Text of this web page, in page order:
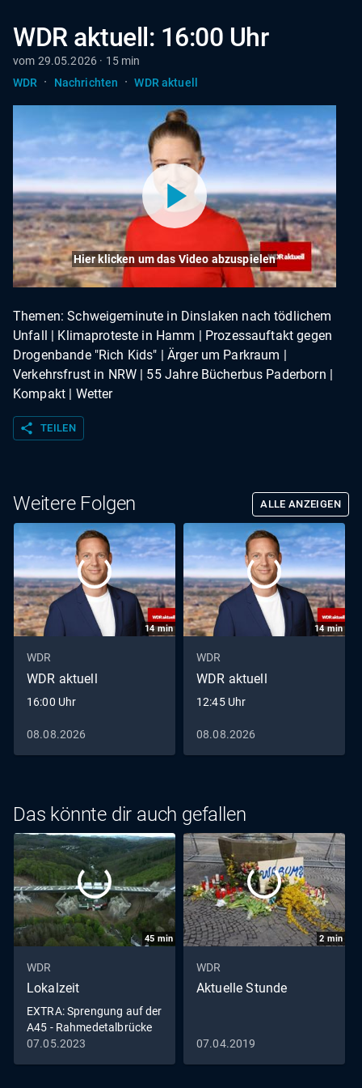
WDR aktuell: 16:00 Uhr
vom 29.05.2026 · 15 min
WDR
· Nachrichten · WDR aktuell
Hier klicken um das Video abzuspielen
Themen: Schweigeminute in Dinslaken nach tödlichem
Unfall | Klimaproteste in Hamm | Prozessauftakt gegen
Drogenbande "Rich Kids" | Ärger um Parkraum |
Verkehrsfrust in NRW | 55 Jahre Bücherbus Paderborn |
Kompakt | Wetter
share TEILEN
Weitere Folgen ALLE ANZEIGEN
14min
WDR
WDR aktuell
16:00 Uhr
08.08.2026
14min
WDR
WDR aktuell
12:45 Uhr
08.08.2026
Das könnte dir auch gefallen
45 min
WDR
Lokalzeit
EXTRA: Sprengung auf der
A45 - Rahmedetalbrücke
in Lüdenscheid fällt
07.05.2023
2 min
WDR
Aktuelle Stunde
07.04.2019